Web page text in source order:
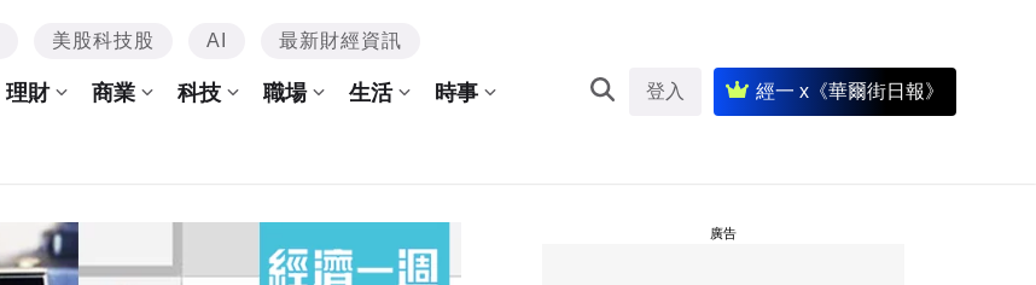
美股科技股 AI 最新財經資訊
理財 商業 科技 職場 生活 時事 登入 經一 x《華爾街日報》
廣告